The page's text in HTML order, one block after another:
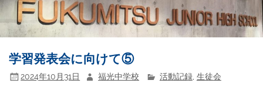
学習発表会に向けて⑤
2024年10月31日 福光中学校 活動記録, 生徒会